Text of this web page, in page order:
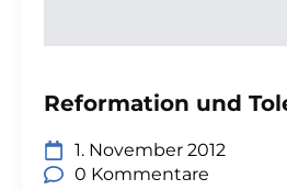
Reformation und
1. November 2012
0 Kommentare